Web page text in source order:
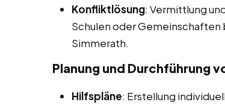
Konfliktlösung: Vermittlung
Schulen oder
Simmerath.
Planung und Durchführung
Hilfspläne: Erstellung